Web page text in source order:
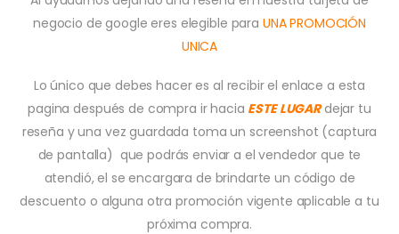
negocio de google eres elegible para UNA PROMOCIÓN
UNICA
Lo único que debes hacer es al recibir el enlace a esta
pagina después de compra ir hacia ESTE LUGARdejar tu
reseña y una vez guardada toma un screenshot (captura
de pantalla) que podrás enviar a el vendedor que te
atendió, el se encargara de brindarte un código de
descuento o alguna otra promoción vigente aplicable a tu
próxima compra.